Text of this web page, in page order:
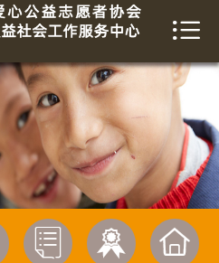
 首页
关于我们
爱益社工
慈善榜
信息公开
活动报道

  